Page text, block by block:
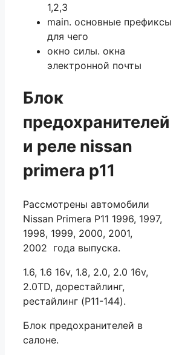
1,2,3
main. основные префиксы
для чего
окно силы. окна
электронной почты
Блок
предохранителей
и реле nissan
primera p11
Рассмотрены автомобили
Nissan Primera P11 1996, 1997,
1998, 1999, 2000, 2001,
2002 года выпуска.
1.6, 1.6 16v, 1.8, 2.0, 2.0 16v,
2.0TD, дорестайлинг,
рестайлинг (P11-144).
Блок предохранителей в
салоне.